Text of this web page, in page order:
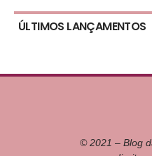
ÚLTIMOS LANÇAMENTOS
© 2021 – Blog